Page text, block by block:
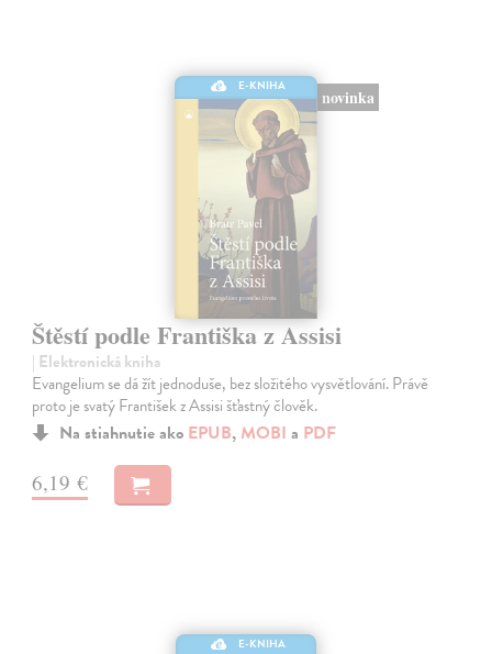
E-KNIHA
novinka
Štěstí podle Františka z Assisi
| Elektronická kniha
Evangelium se dá žít jednoduše, bez složitého vysvětlování. Právě
proto je svatý František z Assisi šťastný člověk.
Na stiahnutie ako EPUB, MOBI a PDF
6,19 €
E-KNIHA